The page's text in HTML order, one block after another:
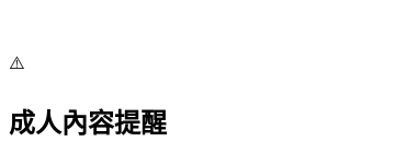
⚠️
成人內容提醒